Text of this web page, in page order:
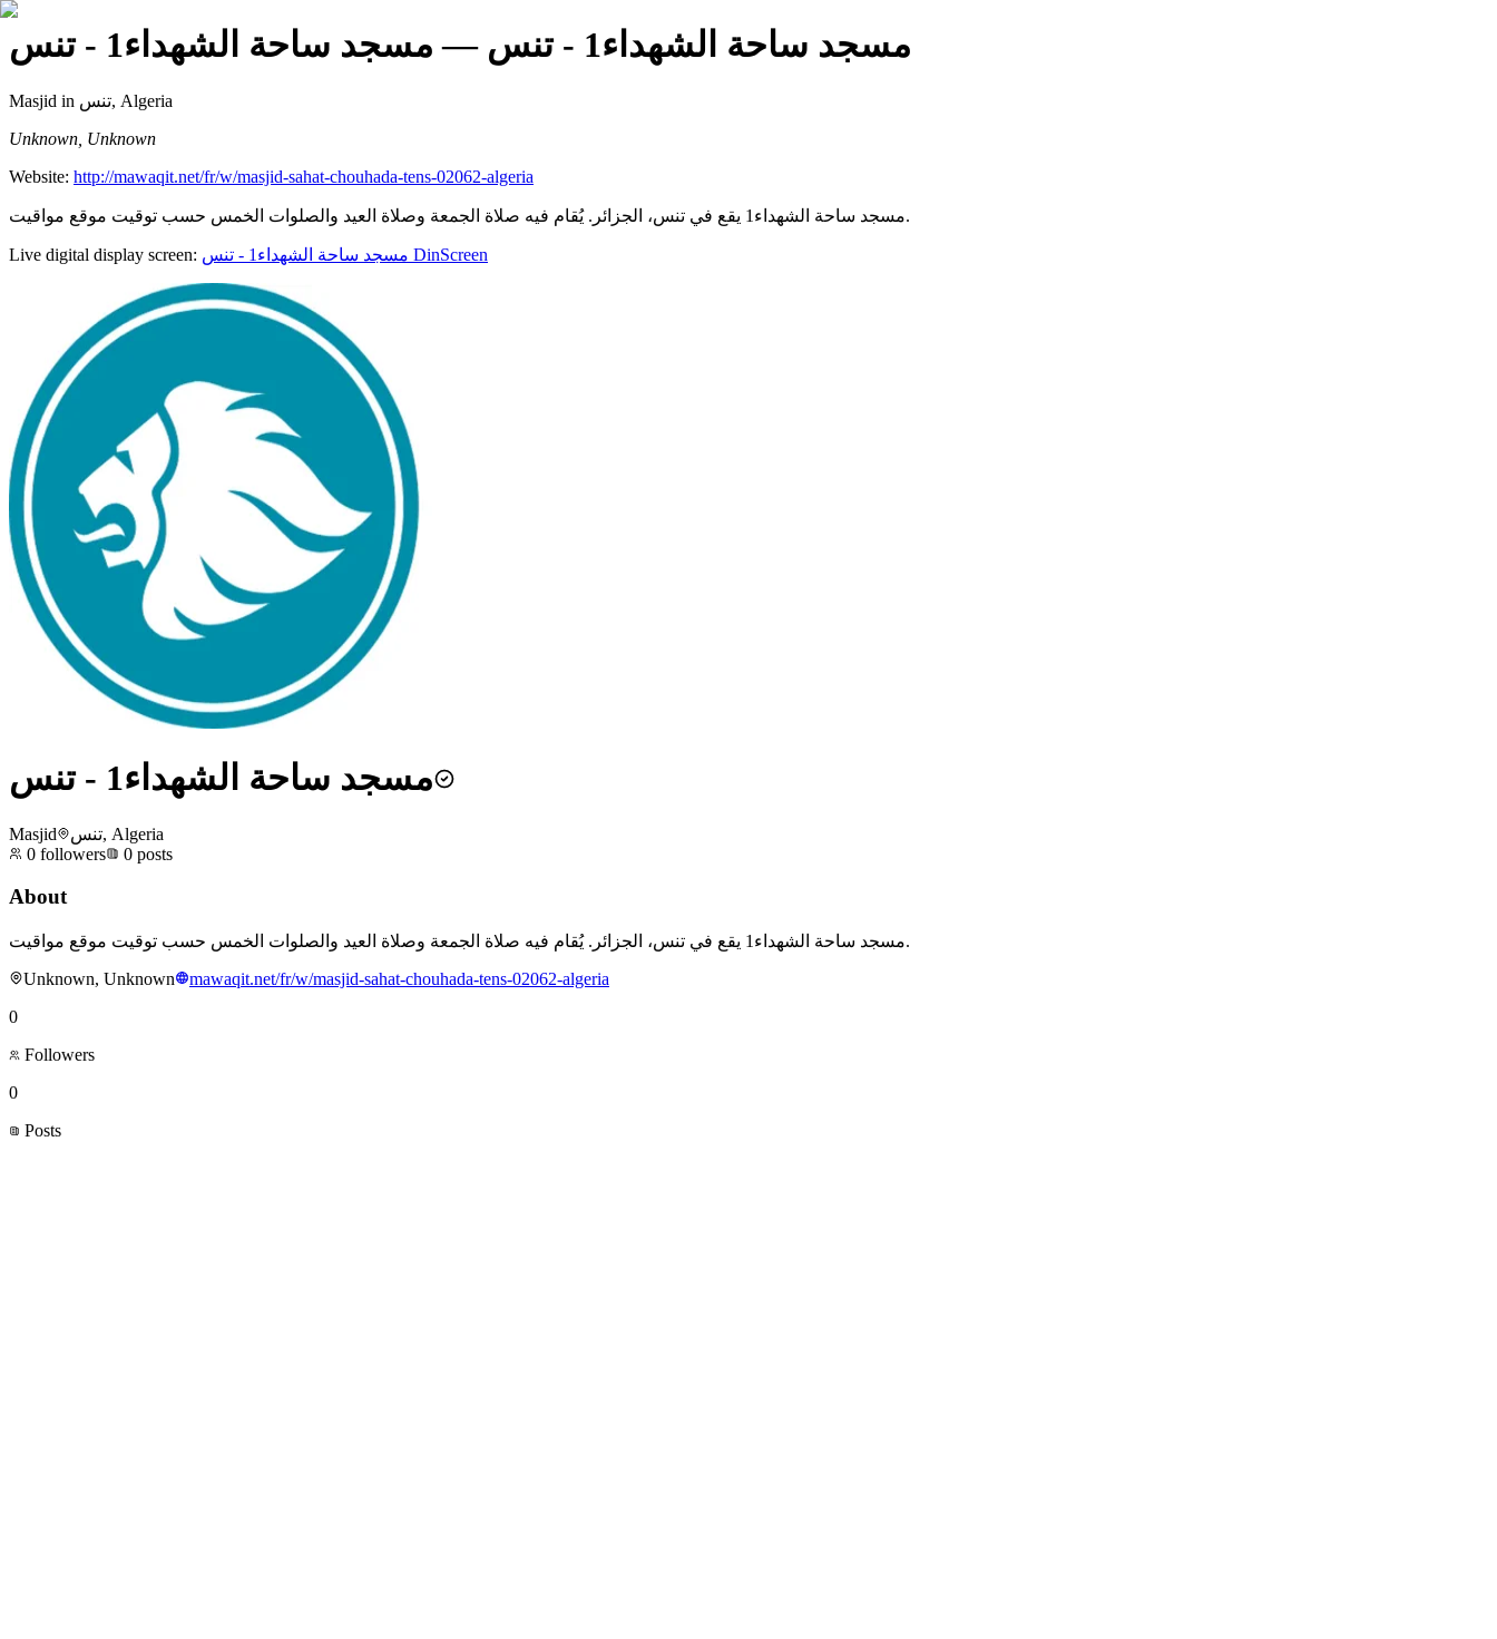
مسجد ساحة الشهداء1 - تنس — مسجد ساحة الشهداء1 - تنس
Masjid
in تنس, Algeria
Unknown, Unknown
Website: http://mawaqit.net/fr/w/masjid-sahat-chouhada-tens-02062-algeria
مسجد ساحة الشهداء1 يقع في تنس، الجزائر. يُقام فيه صلاة الجمعة وصلاة العيد والصلوات الخمس حسب توقيت موقع مواقيت.
Live digital display screen: مسجد ساحة الشهداء1 - تنس DinScreen
مسجد ساحة الشهداء1 - تنس
Masjid
تنس, Algeria
0 followers 0 posts
About
مسجد ساحة الشهداء1 يقع في تنس، الجزائر. يُقام فيه صلاة الجمعة وصلاة العيد والصلوات الخمس حسب توقيت موقع مواقيت.
Unknown, Unknown
mawaqit.net/fr/w/masjid-sahat-chouhada-tens-02062-algeria
0
Followers
0
Posts